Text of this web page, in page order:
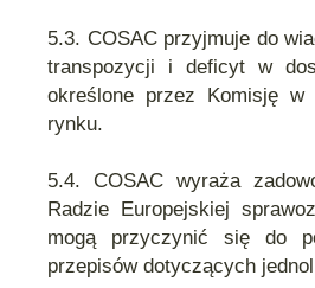
5.3. COSAC przyjmuje do
transpozycji i deficyt w
określone przez Komisję
rynku.
5.4. COSAC wyraża
Radzie Europejskiej
mogą przyczynić się do
przepisów dotyczących